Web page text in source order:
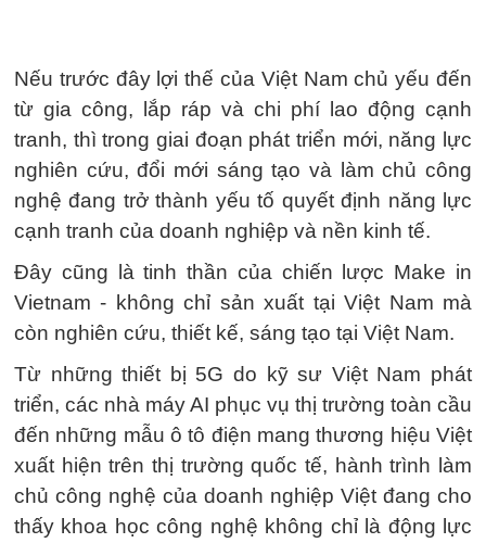
Nếu trước đây lợi thế của Việt Nam chủ yếu đến
từ gia công, lắp ráp và chi phí lao động cạnh
tranh, thì trong giai đoạn phát triển mới, năng lực
nghiên cứu, đổi mới sáng tạo và làm chủ công
nghệ đang trở thành yếu tố quyết định năng lực
cạnh tranh của doanh nghiệp và nền kinh tế.
Đây cũng là tinh thần của chiến lược Make in
Vietnam - không chỉ sản xuất tại Việt Nam mà
còn nghiên cứu, thiết kế, sáng tạo tại Việt Nam.
Từ những thiết bị 5G do kỹ sư Việt Nam phát
triển, các nhà máy AI phục vụ thị trường toàn cầu
đến những mẫu ô tô điện mang thương hiệu Việt
xuất hiện trên thị trường quốc tế, hành trình làm
chủ công nghệ của doanh nghiệp Việt đang cho
thấy khoa học công nghệ không chỉ là động lực